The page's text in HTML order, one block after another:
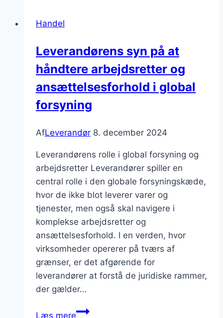
reducere
virksomhedens
lagerbeholdning?
Handel
Leverandørens syn på at
håndtere arbejdsretter og
ansættelsesforhold i global
forsyning
AfLeverandør 8. december 2024
Leverandørens rolle i global forsyning og
arbejdsretter Leverandører spiller en
central rolle i den globale forsyningskæde,
hvor de ikke blot leverer varer og
tjenester, men også skal navigere i
komplekse arbejdsretter og
ansættelsesforhold. I en verden, hvor
virksomheder opererer på tværs af
grænser, er det afgørende for
leverandører at forstå de juridiske rammer,
der gælder…
Læs mereLeverandørens